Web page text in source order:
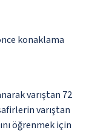
konaklama
varıştan 72
varıştan
öğrenmek için